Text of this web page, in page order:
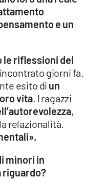
e un
le riflessioni dei
giorni fa.
esito di un
vita . I ragazzi
,
relazionalità.
minori in
riguardo?